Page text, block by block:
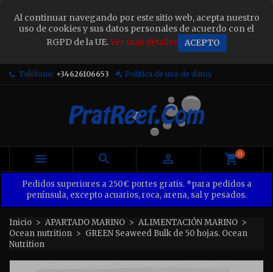
Al continuar navegando por este sitio web, acepta nuestro
uso de cookies y sus datos personales de acuerdo con el
RGPD de la UE.Ver más detalles ACEPTO
Teléfono: +34626106653 Política de uso de datos
   0
Pedidos superiores a 250€ portes gratis. *para pedidos a
península, excepto acuarios, roca, arena, sal y pesados.
Inicio APARTADO MARINO
ALIMENTACIÓN MARINO
Ocean nutrition
GREEN Seaweed Bulk de 50 hojas. Ocean
Nutrition
Sign in ×
You need to be logged in to save products in your
wish list.